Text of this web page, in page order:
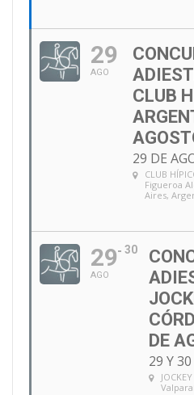
29
AGO
CLUB
29 DE
CLUB
Figueroa
Aires,
29
AGO
30
DE
29 Y